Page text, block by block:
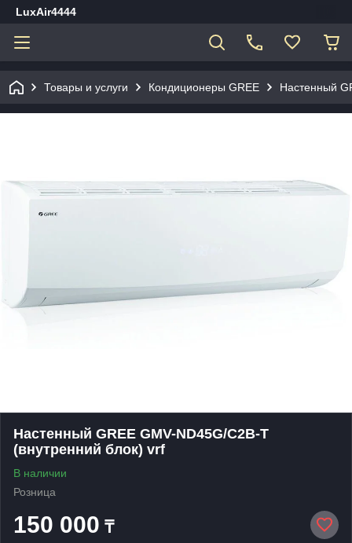
LuxAir4444
Товары и услуги Кондиционеры GREE Настенный
Настенный GREE GMV-ND45G/C2B-T
(внутренний блок) vrf
В наличии
Розница
150 000 ₸